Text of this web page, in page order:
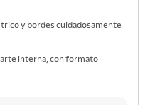
y bordes cuidadosamente
interna, con formato